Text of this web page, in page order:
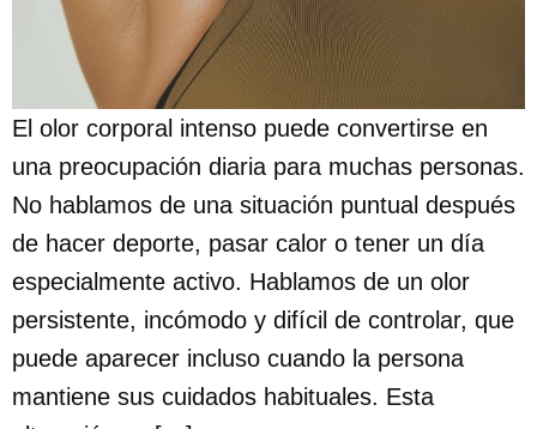
El olor corporal intenso puede convertirse en
una preocupación diaria para muchas personas.
No hablamos de una situación puntual después
de hacer deporte, pasar calor o tener un día
especialmente activo. Hablamos de un olor
persistente, incómodo y difícil de controlar, que
puede aparecer incluso cuando la persona
mantiene sus cuidados habituales. Esta